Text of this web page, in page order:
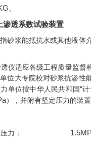
渗透系数试验装置
砂浆能抵抗水或其他液体
仪适应各级工程质量监督
位大专院校对砂浆抗渗性
单位按中华人民共和国“
），并附有坚定压力的装
力：